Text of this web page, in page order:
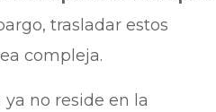
trasladar estos
compleja.
ya no reside en la